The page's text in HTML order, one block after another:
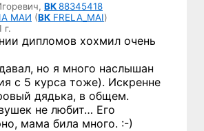
ВК88345418
МАИ (ВК FRELA_MAI)
г.
дипломов хохмил очень
но я много наслышан
с 5 курса тоже). Искренне
дядька, в общем.
не любит… Его
мама била много. :-)